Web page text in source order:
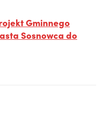
Gminnego
Sosnowca do